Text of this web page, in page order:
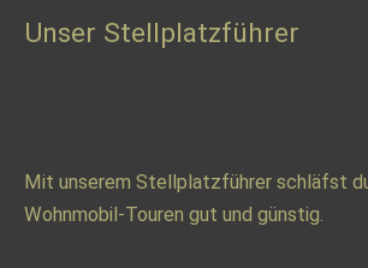
Unser Stellplatzführer
Mit unserem Stellplatzführer schläfst
Wohnmobil-Touren gut und günstig.